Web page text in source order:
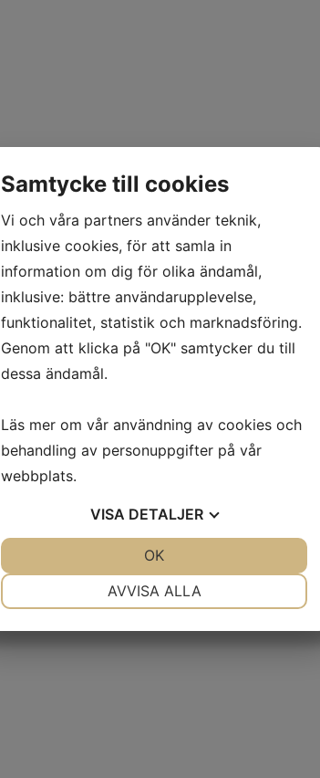
Samtycke till cookies
Vi och våra partners använder teknik,
inklusive cookies, för att samla in
information om dig för olika ändamål,
inklusive: bättre användarupplevelse,
funktionalitet, statistik och marknadsföring.
Genom att klicka på "OK" samtycker du till
dessa ändamål.
Läs mer om vår användning av cookies och
behandling av personuppgifter på vår
webbplats.
VISA DETALJER
AVVISA ALLA
OK